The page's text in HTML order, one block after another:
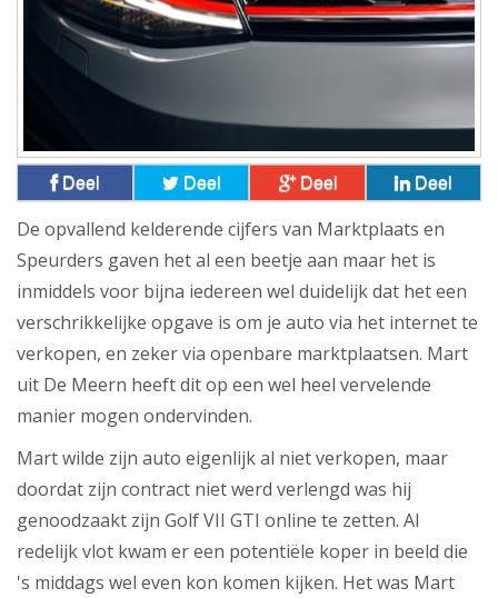
Deel Deel Deel Deel
De opvallend kelderende cijfers van Marktplaats en
Speurders gaven het al een beetje aan maar het is
inmiddels voor bijna iedereen wel duidelijk dat het een
verschrikkelijke opgave is om je auto via het internet te
verkopen, en zeker via openbare marktplaatsen. Mart
uit De Meern heeft dit op een wel heel vervelende
manier mogen ondervinden.
Mart wilde zijn auto eigenlijk al niet verkopen, maar
doordat zijn contract niet werd verlengd was hij
genoodzaakt zijn Golf VII GTI online te zetten. Al
redelijk vlot kwam er een potentiële koper in beeld die
's middags wel even kon komen kijken. Het was Mart